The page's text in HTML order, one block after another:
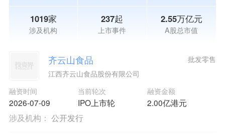
1019家
涉及机构
237起
上市事件
2.55万亿元
A股总市值
齐云山食品
江西齐云山食品股份有限公司
融资时间
2026-07-09
当前轮次
IPO上市轮
融资金额
2.00亿港元
批发零售
涉及机构： 公开发行